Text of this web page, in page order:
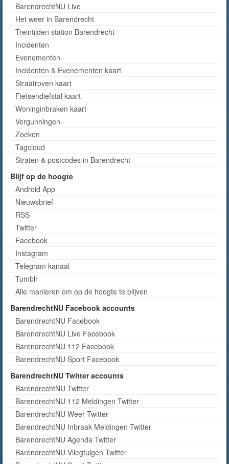
BarendrechtNU Live
Het weer in Barendrecht
Treintijden station Barendrecht
Incidenten
Evenementen
Incidenten & Evenementen kaart
Straatroven kaart
Fietsendiefstal kaart
Woninginbraken kaart
Vergunningen
Zoeken
Tagcloud
Straten & postcodes in Barendrecht
Blijf op de hoogte
Android App
Nieuwsbrief
RSS
Twitter
Facebook
Instagram
Telegram kanaal
Tumblr
Alle manieren om op de hoogte te blijven
BarendrechtNU Facebook accounts
BarendrechtNU Facebook
BarendrechtNU Live Facebook
BarendrechtNU 112 Facebook
BarendrechtNU Sport Facebook
BarendrechtNU Twitter accounts
BarendrechtNU Twitter
BarendrechtNU 112 Meldingen Twitter
BarendrechtNU Weer Twitter
BarendrechtNU Inbraak Meldingen Twitter
BarendrechtNU Agenda Twitter
BarendrechtNU Vliegtuigen Twitter